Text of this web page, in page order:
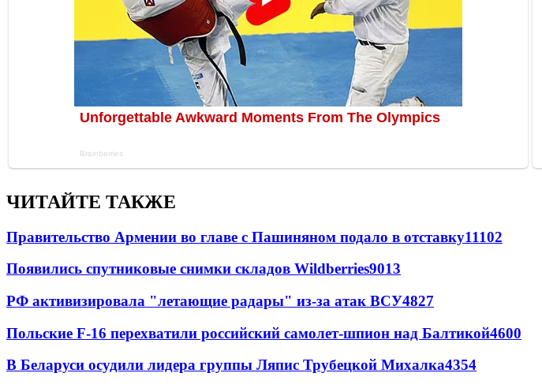
ЧИТАЙТЕ ТАКЖЕ
Правительство Армении во главе с Пашиняном подало в отставку11102
Появились спутниковые снимки складов Wildberries9013
РФ активизировала "летающие радары" из-за атак ВСУ4827
Польские F-16 перехватили российский самолет-шпион над Балтикой4600
В Беларуси осудили лидера группы Ляпис Трубецкой Михалка4354